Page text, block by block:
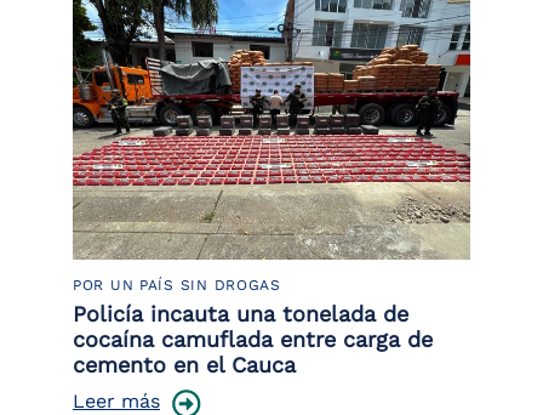
POR UN PAÍS SIN DROGAS
Policía incauta una tonelada de
cocaína camuflada entre carga de
cemento en el Cauca
Leer más